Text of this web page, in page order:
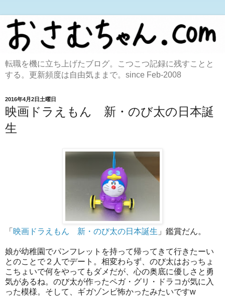
転職を機に立ち上げたブログ。こつこつ記録に残すことと
する。更新頻度は自由気ままで。since Feb-2008
2016年4月2日土曜日
映画ドラえもん 新・のび太の日本誕
生
「 映画ドラえもん 新・のび太の日本誕生 」鑑賞だん。
娘が幼稚園でパンフレットを持って帰ってきて行きたーい
とのことで２人でデート。相変わらず、のび太はおっちょ
こちょいで何をやってもダメだが、心の奥底に優しさと勇
気があるね。のび太が作ったペガ・グリ・ドラコが気に入
った模様。そして、ギガゾンビ怖かったみたいですw